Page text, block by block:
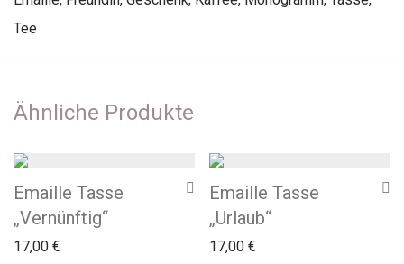
Tee
Ähnliche Produkte
Emaille Tasse
„Vernünftig“
17,00 €
Emaille Tasse
„Urlaub“
17,00 €